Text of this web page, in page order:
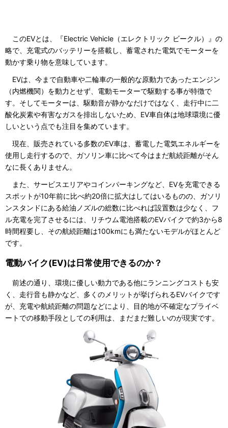
このEVとは、『Electric Vehicle（エレクトリック ビークル）』の
略で、充電式のバッテリーを搭載し、蓄電された電気でモーターを
動かす乗り物を意味しています。
EVは、今まで自動車や二輪車の一般的な原動力であったエンジン
（内燃機関）を動力とせず、電動モーターで駆動する事が特徴で
す。そしてモーターは、駆動音が静かなだけではなく、走行中に二
酸化炭素や有害なガスを排出しないため、EV車自体は地球環境に優
しいという点でも注目を集めています。
現在、販売されている多数のEV車は、蓄電した電気エネルギーを
使用し走行するので、ガソリン車に比べて今はまだ航続距離がそん
なに長くありません。
また、サービスエリアやコインパーキングなど、EVを充電できる
スポットが10年前に比べ約20倍に拡大はしてはいるものの、ガソリ
ンスタンドにある給油ノズルの総数に比べれば設置数は少なく、フ
ル充電を完了させるには、リチウム電池搭載のEVバイクで約3から8
時間程要し、その航続距離は100kmにも満たないモデルがほとんど
です。
電動バイク(EV)は日常使用できるのか？
前述の通り、環境に優しい動力である他にランニングコストも安
く、走行音も静かなど、多くのメリットが挙げられるEVバイクです
が、充電や航続距離の問題などにより、目的地が不確定なプライベ
ートでの移動手段としての利用は、まだまだ難しいのが現実です。